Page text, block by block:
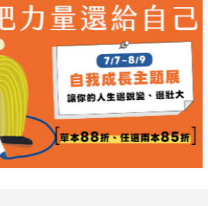
同的泛音振動，會出現不同的音高；也因
成，有點像是拼圖，必須一一詳加記憶和
畢業於柏林藝術大學（Universität der
奏家文憑（Konzertexamen），2010年任
林國家歌劇院樂團；現為高雄市立交響樂